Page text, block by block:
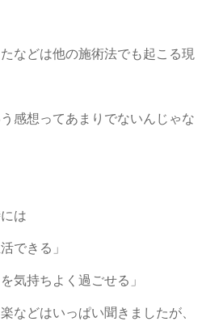
などは他の施術法でも起こる現
感想ってあまりでないんじゃな
は
できる」
気持ちよく過ごせる」
などはいっぱい聞きましたが、